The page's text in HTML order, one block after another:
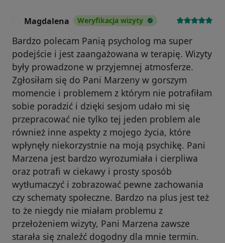
Magdalena Weryfikacja wizyty
Bardzo polecam Panią psycholog ma super
podejście i jest zaangażowana w terapię. Wizyty
były prowadzone w przyjemnej atmosferze.
Zgłosiłam się do Pani Marzeny w gorszym
momencie i problemem z którym nie potrafiłam
sobie poradzić i dzięki sesjom udało mi się
przepracować nie tylko tej jeden problem ale
również inne aspekty z mojego życia, które
wpłynęły niekorzystnie na moją psychikę. Pani
Marzena jest bardzo wyrozumiała i cierpliwa
oraz potrafi w ciekawy i prosty sposób
wytłumaczyć i zobrazować pewne zachowania
czy schematy społeczne. Bardzo na plus jest też
to że niegdy nie miałam problemu z
przełożeniem wizyty, Pani Marzena zawsze
starała się znaleźć dogodny dla mnie termin.